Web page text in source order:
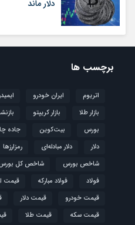
دلار ماند
برچسب ها
اتریوم ایران خودرو
بازار طلا
بازار کریپتو
بورس
بیت‌کوین جاده
دلار
دلار مبادله‌ای رمزارزها
شاخص بورس
شاخص کل
فولاد
فولاد مبارکه قیمت
قیمت خودرو
قیمت دلار
قیمت سکه
قیمت طلا